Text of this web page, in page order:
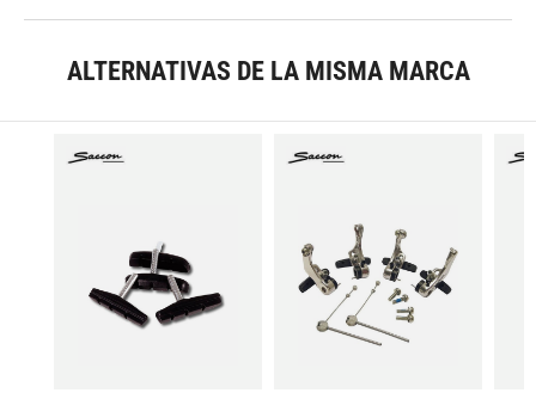
ALTERNATIVAS DE LA MISMA MARCA